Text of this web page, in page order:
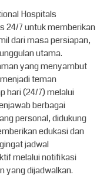
Hospitals
24/7 untuk memberikan
dari masa persiapan,
utama.
yang menyambut
teman
hari (24/7) melalui
berbagai
personal, didukung
edukasi dan
jadwal
melalui notifikasi
yang dijadwalkan.